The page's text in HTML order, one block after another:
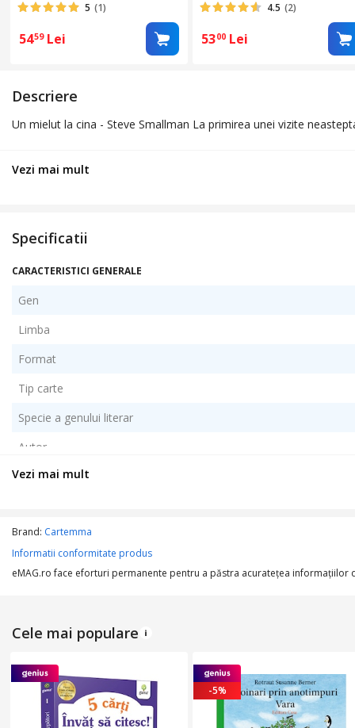
5 (1)
5459 Lei
4.5 (2)
5300 Lei
Descriere
Un mielut la cina - Steve Smallman La primirea unei vizite
Vezi mai mult
Specificatii
CARACTERISTICI GENERALE
Gen
Limba
Format
Tip carte
Specie a genului literar
Autor
Numar pagini
Dimensiune (mm)
Vezi mai mult
Brand: Cartemma
Informatii conformitate produs
eMAG.ro face eforturi permanente pentru a păstra acurateţea
Cele mai populare
-5%